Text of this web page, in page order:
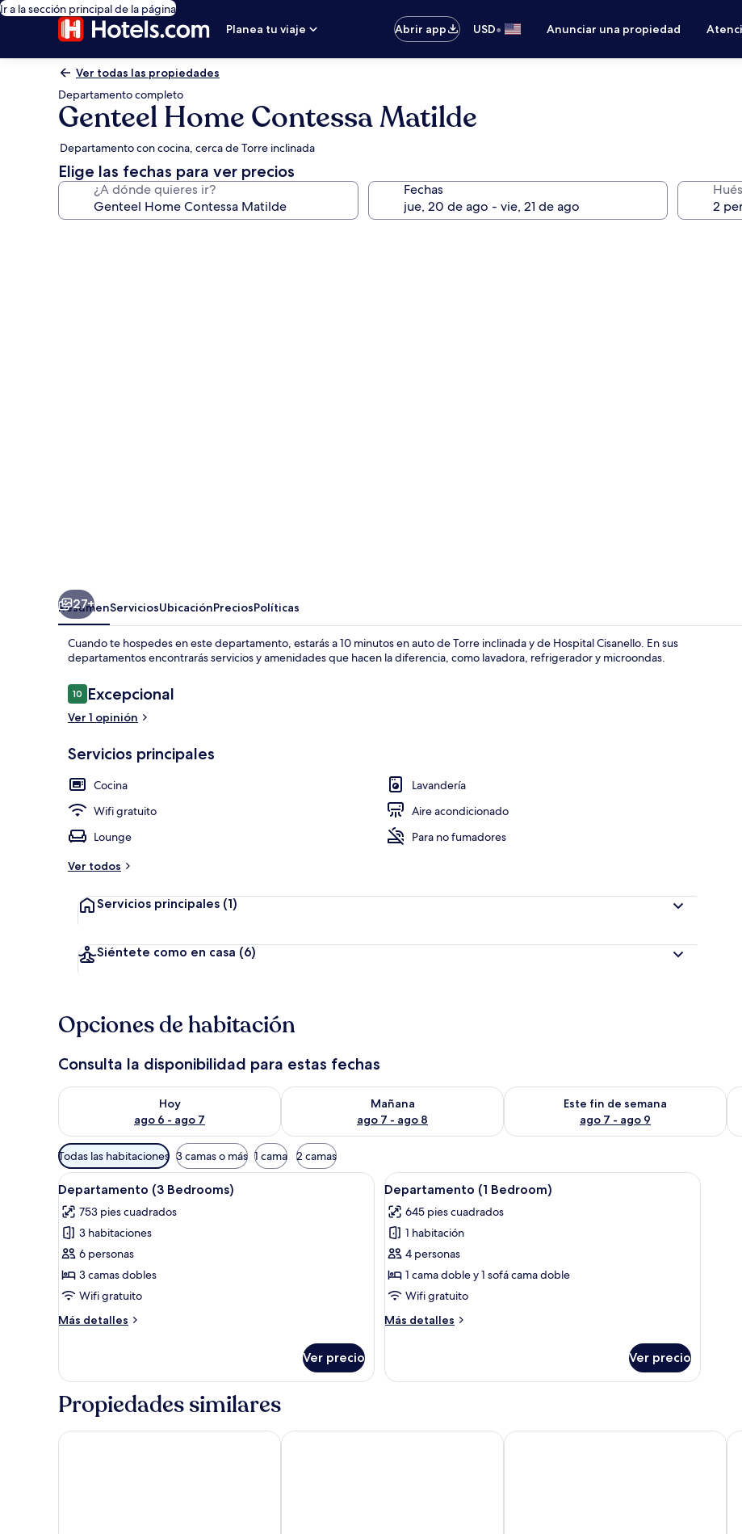
Ir a la sección principal de la página
Planea tu viaje
Abrir app USD• Anunciar una propiedad
Ver todas las propiedades
Departamento completo
Genteel Home Contessa Matilde
Departamento con cocina, cerca de Torre inclinada
Elige las fechas para ver precios
¿A dónde quieres ir? Fechas
27+
ResumenServiciosUbicaciónPreciosPolíticas
Cuando te hospedes en este departamento, estarás a 10 minutos en auto de Torre inclinada y de Hospital Cisanello. En sus
departamentos encontrarás servicios y amenidades que hacen la diferencia, como lavadora, refrigerador y microondas.
Opiniones
1010 de 10,
Excepcional
Ver 1 opinión
Servicios principales
Cocina
Lavandería
Wifi gratuito
Aire acondicionado
Lounge
Para no fumadores
Ver todos
Servicios principales (1)
Siéntete como en casa (6)
Opciones de habitación
Consulta la disponibilidad para estas fechas
Hoy
ago 6 - ago 7
Consulta la disponibilidad para hoy ago 6 - ago 7
Mañana
ago 7 - ago 8
Consulta la disponibilidad para mañana ago 7 - ago 8
Este fin de semana
ago 7 - ago 9
Consulta la disponibilidad para este fin
Filtros
disponibles
para
las
habitaciones
Todas las habitaciones 3 camas o más 1 cama 2 camas
Abrir
todas
las
fotos
de
Departamento
(3
Un salón moderno con una mesa de comedor redonda, sillas color turquesa, un sofá con cojines estampados y
16
Departamento (3 Bedrooms)
753 pies cuadrados
3 habitaciones
6 personas
3 camas dobles
Wifi gratuito
Más detalles
Más
(3
Ver precio
Abrir
todas
las
fotos
de
Departamento
(1
Una sala moderna con sofá, mesa de
11
Departamento (1 Bedroom)
645 pies cuadrados
1 habitación
4 personas
1 cama doble y 1 sofá cama doble
Wifi gratuito
Más detalles
Más
(1
Ver precio
Propiedades similares
Villa Madrè San Rossore Apartments Residenza d'Epoca Relais I Miracoli Hotel Verdi Pisa